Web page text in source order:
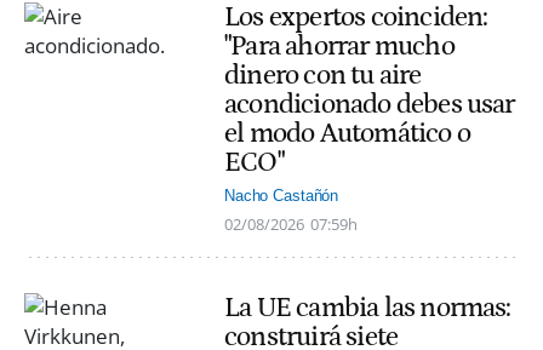
Los expertos coinciden:
"Para ahorrar mucho
dinero con tu aire
acondicionado debes usar
el modo Automático o
ECO"
Nacho Castañón
02/08/2026 07:59h
La UE cambia las normas:
construirá siete